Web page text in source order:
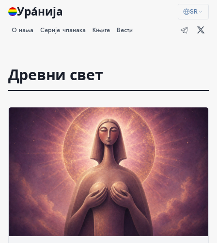
Ура́нија SR
О нама Серије чланака Књиге Вести
Древни свет